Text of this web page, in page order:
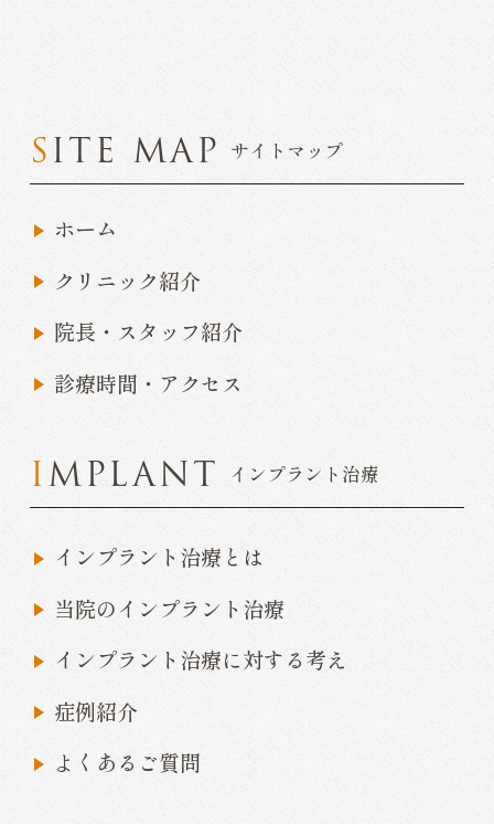
SITE MAP サイトマップ
ホーム
クリニック紹介
院長・スタッフ紹介
診療時間・アクセス
IMPLANT インプラント治療
インプラント治療とは
当院のインプラント治療
インプラント治療に対する考え
症例紹介
よくあるご質問